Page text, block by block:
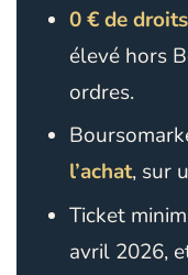
0 € de
élevé hors
ordres.
l’achat, sur
Ticket
avril 2026,